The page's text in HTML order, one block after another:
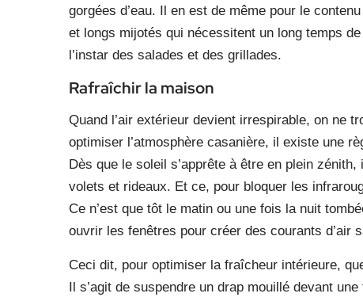
gorgées d’eau. Il en est de même pour le
et longs mijotés qui nécessitent un long temps
l’instar des salades et des grillades.
Rafraîchir la maison
Quand l’air extérieur devient irrespirable, on ne
optimiser l’atmosphère casanière, il existe une
Dès que le soleil s’apprête à être en plein
volets et rideaux. Et ce, pour bloquer les
Ce n’est que tôt le matin ou une fois la nuit
ouvrir les fenêtres pour créer des courants d’air
Ceci dit, pour optimiser la fraîcheur intérieure,
Il s’agit de suspendre un drap mouillé devant